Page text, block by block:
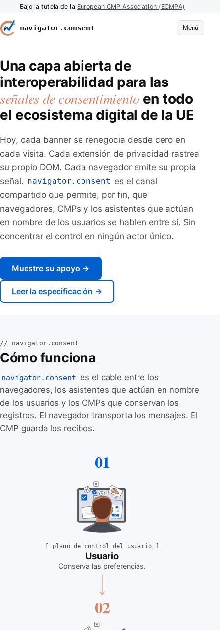
Bajo la tutela de la European CMP Association (ECMPA)
navigator.consent Menú
Una capa abierta de
interoperabilidad para las
señales de consentimiento en todo
el ecosistema digital de la UE
Hoy, cada banner se renegocia desde cero en
cada visita. Cada extensión de privacidad rastrea
su propio DOM. Cada navegador emite su propia
señal. navigator.consent es el canal
compartido que permite, por fin, que
navegadores, CMPs y los asistentes que actúan
en nombre de los usuarios se hablen entre sí. Sin
concentrar el control en ningún actor único.
Muestre su apoyo →
Leer la especificación →
// navigator.consent
Cómo funciona
navigator.consent es el cable entre los
navegadores, los asistentes que actúan en nombre
de los usuarios y los CMPs que conservan los
registros. El navegador transporta los mensajes. El
CMP guarda los recibos.
01
plano de control del usuario
Usuario
Conserva las preferencias.
02